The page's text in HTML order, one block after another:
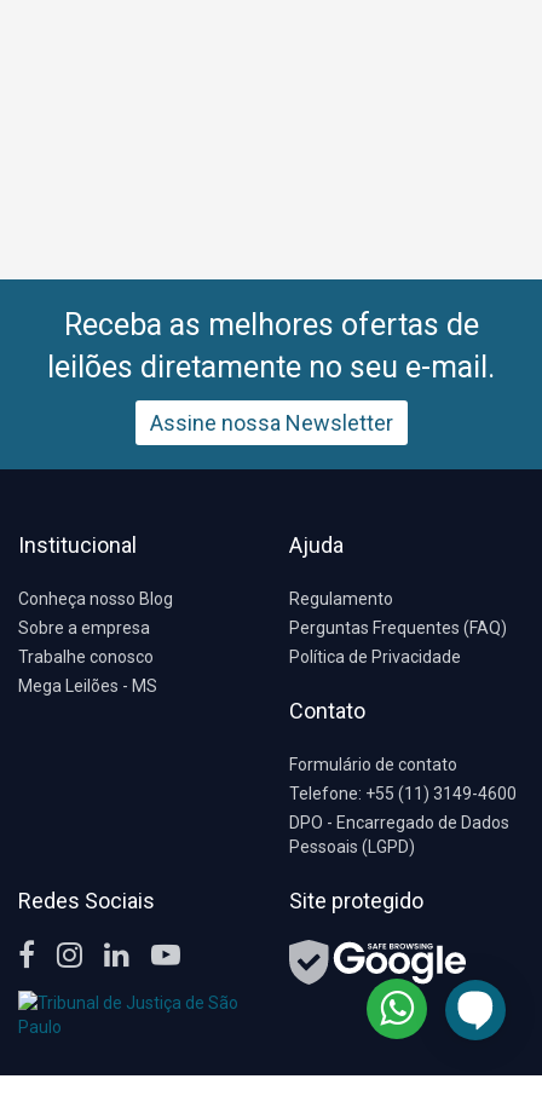
Receba as melhores ofertas de
leilões diretamente no seu e-mail.
Assine nossa Newsletter
Institucional
Conheça nosso Blog
Sobre a empresa
Trabalhe conosco
Mega Leilões - MS
Ajuda
Regulamento
Perguntas Frequentes (FAQ)
Política de Privacidade
Contato
Formulário de contato
Telefone: +55 (11) 3149-4600
DPO - Encarregado de Dados
Pessoais (LGPD)
Redes Sociais Site protegido